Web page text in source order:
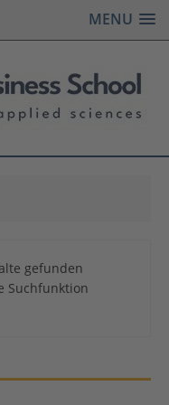
MENU
gefunden
Suchfunktion